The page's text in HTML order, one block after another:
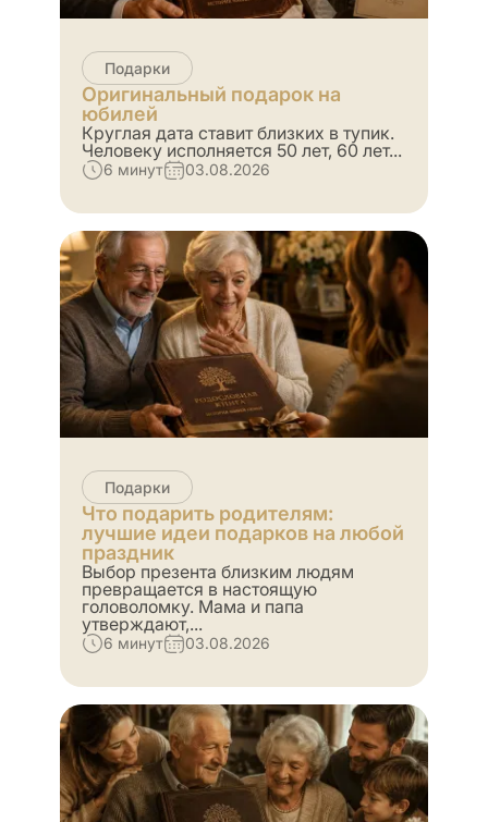
Подарки
Оригинальный подарок на
юбилей
Круглая дата ставит близких в тупик.
Человеку исполняется 50 лет, 60 лет...
6 минут 03.08.2026
Подарки
Что подарить родителям:
лучшие идеи подарков на любой
праздник
Выбор презента близким людям
превращается в настоящую
головоломку. Мама и папа
утверждают,...
6 минут 03.08.2026